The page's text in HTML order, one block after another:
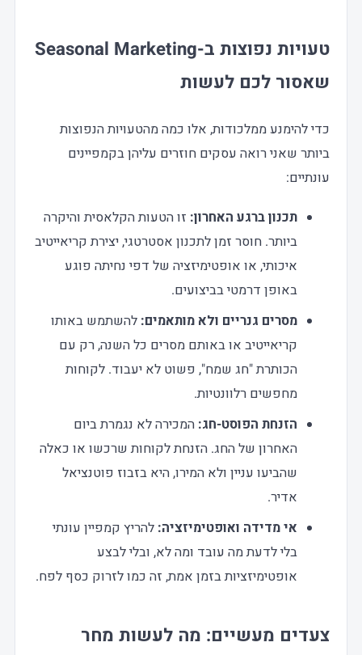
טעויות נפוצות ב-Seasonal Marketing
שאסור לכם לעשות
כדי להימנע ממלכודות, אלו כמה מהטעויות הנפוצות
ביותר שאני רואה עסקים חוזרים עליהן בקמפיינים
עונתיים:
תכנון ברגע האחרון: זו הטעות הקלאסית והיקרה
ביותר. חוסר זמן לתכנון אסטרטגי, יצירת קריאייטיב
איכותי, או אופטימיזציה של דפי נחיתה פוגע
באופן דרמטי בביצועים.
מסרים גנריים ולא מותאמים: להשתמש באותו
קריאייטיב או באותם מסרים כל השנה, רק עם
הכותרת "חג שמח", פשוט לא יעבוד. לקוחות
מחפשים רלוונטיות.
הזנחת הפוסט-חג: המכירה לא נגמרת ביום
האחרון של החג. הזנחת לקוחות שרכשו או כאלה
שהביעו עניין ולא המירו, היא בזבוז פוטנציאל
אדיר.
אי מדידה ואופטימיזציה: להריץ קמפיין עונתי
בלי לדעת מה עובד ומה לא, ובלי לבצע
אופטימיזציות בזמן אמת, זה כמו לזרוק כסף לפח.
צעדים מעשיים: מה לעשות מחר